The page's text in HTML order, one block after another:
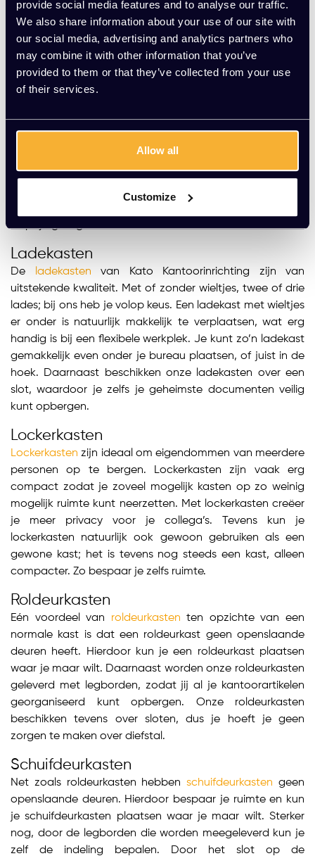
provide social media features and to analyse our traffic.
We also share information about your use of our site with
our social media, advertising and analytics partners who
may combine it with other information that you’ve
provided to them or that they’ve collected from your use
of their services.
Allow all
Customize
1 2 3 4 5 ... 8
Kasten bij Kato Kantoorinrichting
goed bij Kato Kantoorinrichting. Wij beschikken over een
ruim assortiment aan diverse soorten kasten, van
lockerkasten en ladekasten tot roldeurkasten en
helpt je graag.
Ladekasten
De ladekasten van Kato Kantoorinrichting zijn van
uitstekende kwaliteit. Met of zonder wieltjes, twee of drie
lades; bij ons heb je volop keus. Een ladekast met wieltjes
er onder is natuurlijk makkelijk te verplaatsen, wat erg
handig is bij een flexibele werkplek. Je kunt zo’n ladekast
gemakkelijk even onder je bureau plaatsen, of juist in de
hoek. Daarnaast beschikken onze ladekasten over een
slot, waardoor je zelfs je geheimste documenten veilig
kunt opbergen.
Lockerkasten
Lockerkasten zijn ideaal om eigendommen van meerdere
personen op te bergen. Lockerkasten zijn vaak erg
compact zodat je zoveel mogelijk kasten op zo weinig
mogelijk ruimte kunt neerzetten. Met lockerkasten creëer
je meer privacy voor je collega’s. Tevens kun je
lockerkasten natuurlijk ook gewoon gebruiken als een
gewone kast; het is tevens nog steeds een kast, alleen
compacter. Zo bespaar je zelfs ruimte.
Roldeurkasten
Eén voordeel van roldeurkasten ten opzichte van een
normale kast is dat een roldeurkast geen openslaande
deuren heeft. Hierdoor kun je een roldeurkast plaatsen
waar je maar wilt. Daarnaast worden onze roldeurkasten
geleverd met legborden, zodat jij al je kantoorartikelen
georganiseerd kunt opbergen. Onze roldeurkasten
beschikken tevens over sloten, dus je hoeft je geen
zorgen te maken over diefstal.
Schuifdeurkasten
Net zoals roldeurkasten hebbenschuifdeurkasten geen
openslaande deuren. Hierdoor bespaar je ruimte en kun
je schuifdeurkasten plaatsen waar je maar wilt. Sterker
nog, door de legborden die worden meegeleverd kun je
zelf de indeling bepalen. Door het slot op de